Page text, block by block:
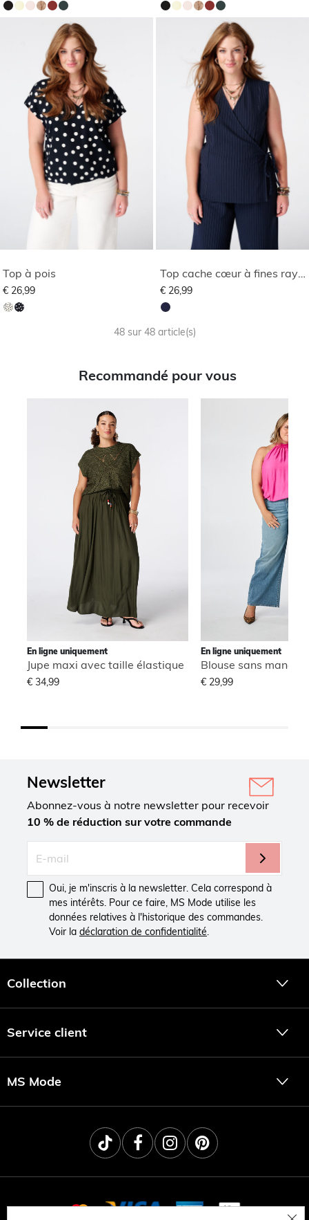
Top à pois
€ 26,99 € 26,99
48 sur 48 article(s)
Recommandé pour vous
En ligne uniquement
Jupe maxi avec taille élastique
€ 34,99
En ligne uniquement
€ 29,99
Newsletter
Abonnez-vous à notre newsletter pour recevoir
10 % de réduction sur votre commande
Oui, je m'inscris à la newsletter. Cela correspond à
mes intérêts. Pour ce faire, MS Mode utilise les
données relatives à l'historique des commandes.
Voir la déclaration de confidentialité.
Collection
Service client
MS Mode